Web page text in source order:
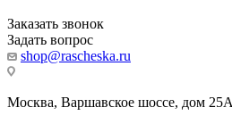
Заказать звонок
Задать вопрос
shop@rascheska.ru
Москва, Варшавское шоссе, дом